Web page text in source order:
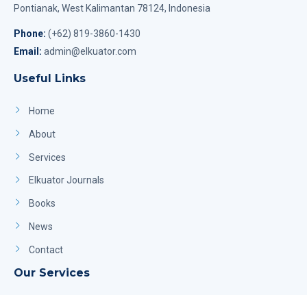
Pontianak, West Kalimantan 78124, Indonesia
Phone: (+62) 819-3860-1430
Email: admin@elkuator.com
Useful Links
Home
About
Services
Elkuator Journals
Books
News
Contact
Our Services